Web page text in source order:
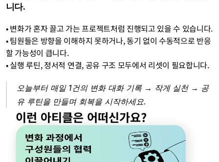
니다.
• 변화가 혼자 끌고 가는 프로젝트처럼 진행되고 있을 수 있습니다.
• 팀원들은 방향을 이해하지 못하거나, 동기 없이 수동적으로 반응
할 가능성이 큽니다.
• 실행 루틴, 정서적 연결, 공유 구조 모두에서 리셋이 필요합니다.
오늘부터 매일 1건의 변화 대화 기록 → 작게 실천 → 공
유 루틴을 만들며 회복을 시작하세요.
이런 아티클은 어떠신가요?